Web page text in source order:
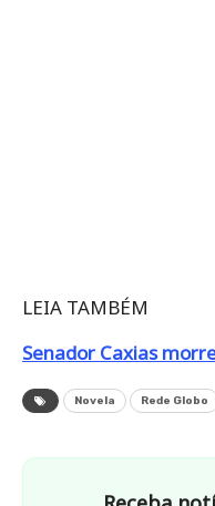
LEIA TAMBÉM
Senador Caxias
Novela Rede Globo